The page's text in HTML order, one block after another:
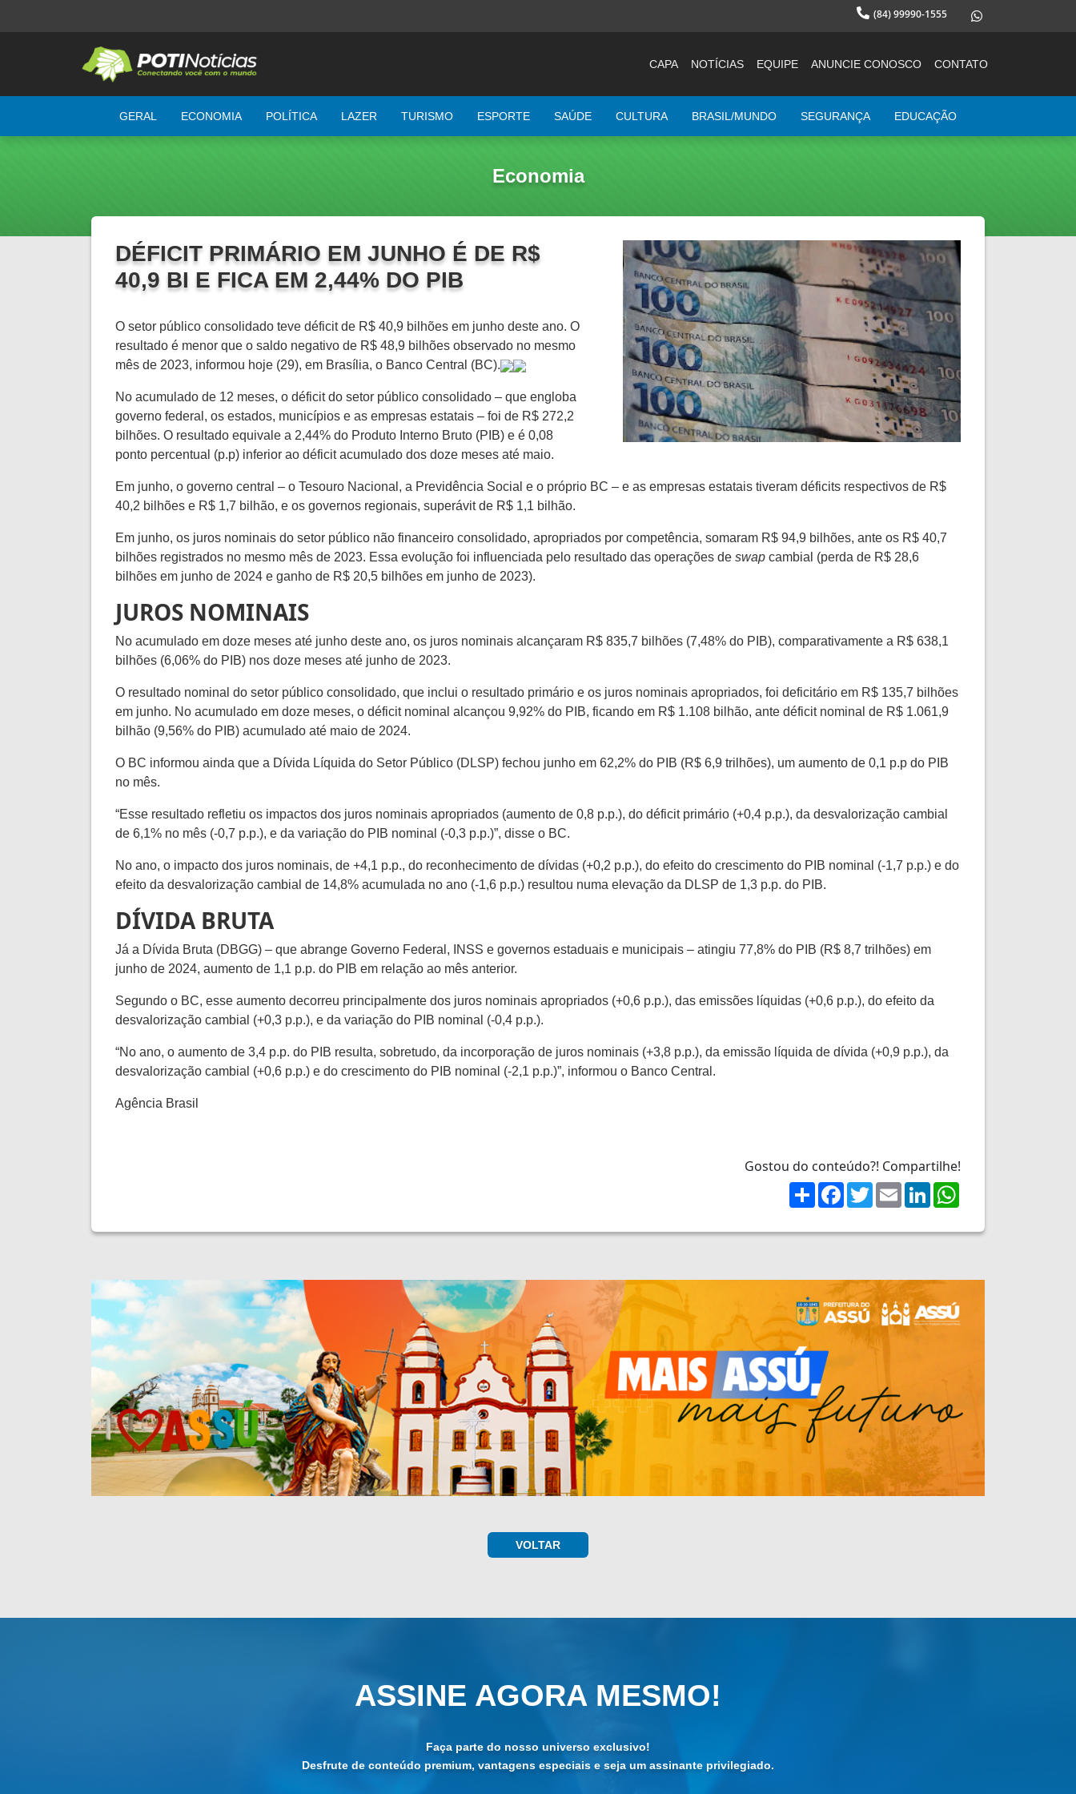
(84) 99990-1555
CAPA NOTÍCIAS EQUIPE ANUNCIE CONOSCO CONTATO
GERAL ECONOMIA POLÍTICA LAZER TURISMO ESPORTE SAÚDE CULTURA BRASIL/MUNDO SEGURANÇA EDUCAÇÃO
Economia
DÉFICIT PRIMÁRIO EM JUNHO É DE R$
40,9 BI E FICA EM 2,44% DO PIB
O setor público consolidado teve déficit de R$ 40,9 bilhões em junho deste ano. O
resultado é menor que o saldo negativo de R$ 48,9 bilhões observado no mesmo
mês de 2023, informou hoje (29), em Brasília, o Banco Central (BC).
No acumulado de 12 meses, o déficit do setor público consolidado – que engloba
governo federal, os estados, municípios e as empresas estatais – foi de R$ 272,2
bilhões. O resultado equivale a 2,44% do Produto Interno Bruto (PIB) e é 0,08
ponto percentual (p.p) inferior ao déficit acumulado dos doze meses até maio.
Em junho, o governo central – o Tesouro Nacional, a Previdência Social e o próprio BC – e as empresas estatais tiveram déficits respectivos de R$
40,2 bilhões e R$ 1,7 bilhão, e os governos regionais, superávit de R$ 1,1 bilhão.
Em junho, os juros nominais do setor público não financeiro consolidado, apropriados por competência, somaram R$ 94,9 bilhões, ante os R$ 40,7
bilhões registrados no mesmo mês de 2023. Essa evolução foi influenciada pelo resultado das operações de swap cambial (perda de R$ 28,6
bilhões em junho de 2024 e ganho de R$ 20,5 bilhões em junho de 2023).
JUROS NOMINAIS
No acumulado em doze meses até junho deste ano, os juros nominais alcançaram R$ 835,7 bilhões (7,48% do PIB), comparativamente a R$ 638,1
bilhões (6,06% do PIB) nos doze meses até junho de 2023.
O resultado nominal do setor público consolidado, que inclui o resultado primário e os juros nominais apropriados, foi deficitário em R$ 135,7 bilhões
em junho. No acumulado em doze meses, o déficit nominal alcançou 9,92% do PIB, ficando em R$ 1.108 bilhão, ante déficit nominal de R$ 1.061,9
bilhão (9,56% do PIB) acumulado até maio de 2024.
O BC informou ainda que a Dívida Líquida do Setor Público (DLSP) fechou junho em 62,2% do PIB (R$ 6,9 trilhões), um aumento de 0,1 p.p do PIB
no mês.
“Esse resultado refletiu os impactos dos juros nominais apropriados (aumento de 0,8 p.p.), do déficit primário (+0,4 p.p.), da desvalorização cambial
de 6,1% no mês (-0,7 p.p.), e da variação do PIB nominal (-0,3 p.p.)”, disse o BC.
No ano, o impacto dos juros nominais, de +4,1 p.p., do reconhecimento de dívidas (+0,2 p.p.), do efeito do crescimento do PIB nominal (-1,7 p.p.) e do
efeito da desvalorização cambial de 14,8% acumulada no ano (-1,6 p.p.) resultou numa elevação da DLSP de 1,3 p.p. do PIB.
DÍVIDA BRUTA
Já a Dívida Bruta (DBGG) – que abrange Governo Federal, INSS e governos estaduais e municipais – atingiu 77,8% do PIB (R$ 8,7 trilhões) em
junho de 2024, aumento de 1,1 p.p. do PIB em relação ao mês anterior.
Segundo o BC, esse aumento decorreu principalmente dos juros nominais apropriados (+0,6 p.p.), das emissões líquidas (+0,6 p.p.), do efeito da
desvalorização cambial (+0,3 p.p.), e da variação do PIB nominal (-0,4 p.p.).
“No ano, o aumento de 3,4 p.p. do PIB resulta, sobretudo, da incorporação de juros nominais (+3,8 p.p.), da emissão líquida de dívida (+0,9 p.p.), da
desvalorização cambial (+0,6 p.p.) e do crescimento do PIB nominal (-2,1 p.p.)”, informou o Banco Central.
Agência Brasil
Gostou do conteúdo?! Compartilhe!
ShareFacebook
TwitterEmailLinkedIn
VOLTAR
ASSINE AGORA MESMO!
Faça parte do nosso universo exclusivo!
Desfrute de conteúdo premium, vantagens especiais e seja um assinante privilegiado.